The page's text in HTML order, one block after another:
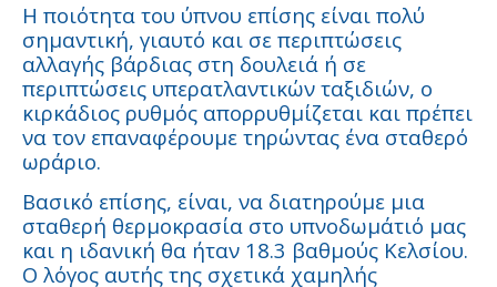
Η ποιότητα του ύπνου επίσης είναι πολύ
σημαντική, γιαυτό και σε περιπτώσεις
αλλαγής βάρδιας στη δουλειά ή σε
περιπτώσεις υπερατλαντικών ταξιδιών, ο
κιρκάδιος ρυθμός απορρυθμίζεται και πρέπει
να τον επαναφέρουμε τηρώντας ένα σταθερό
ωράριο.
Βασικό επίσης, είναι, να διατηρούμε μια
σταθερή θερμοκρασία στο υπνοδωμάτιό μας
και η ιδανική θα ήταν 18.3 βαθμούς Κελσίου.
Ο λόγος αυτής της σχετικά χαμηλής